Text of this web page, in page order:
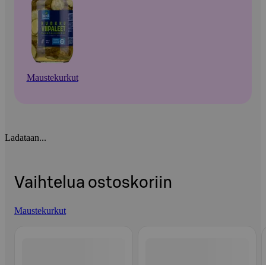
Maustekurkut
Ladataan...
Vaihtelua ostoskoriin
Maustekurkut